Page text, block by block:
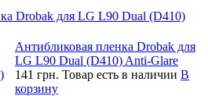
Drobak для LG L90 Dual (D410)
Антибликовая пленка Drobak для
LG L90 Dual (D410) Anti-Glare
141 грн. Товар есть в наличии В
корзину